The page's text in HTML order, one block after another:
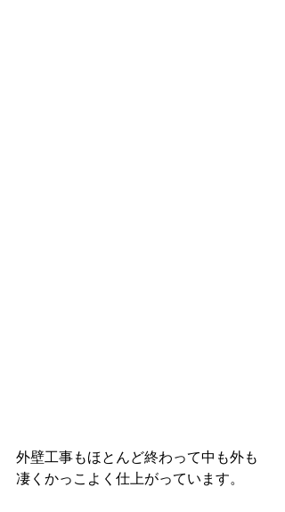
外壁工事もほとんど終わって中も外も
凄くかっこよく仕上がっています。